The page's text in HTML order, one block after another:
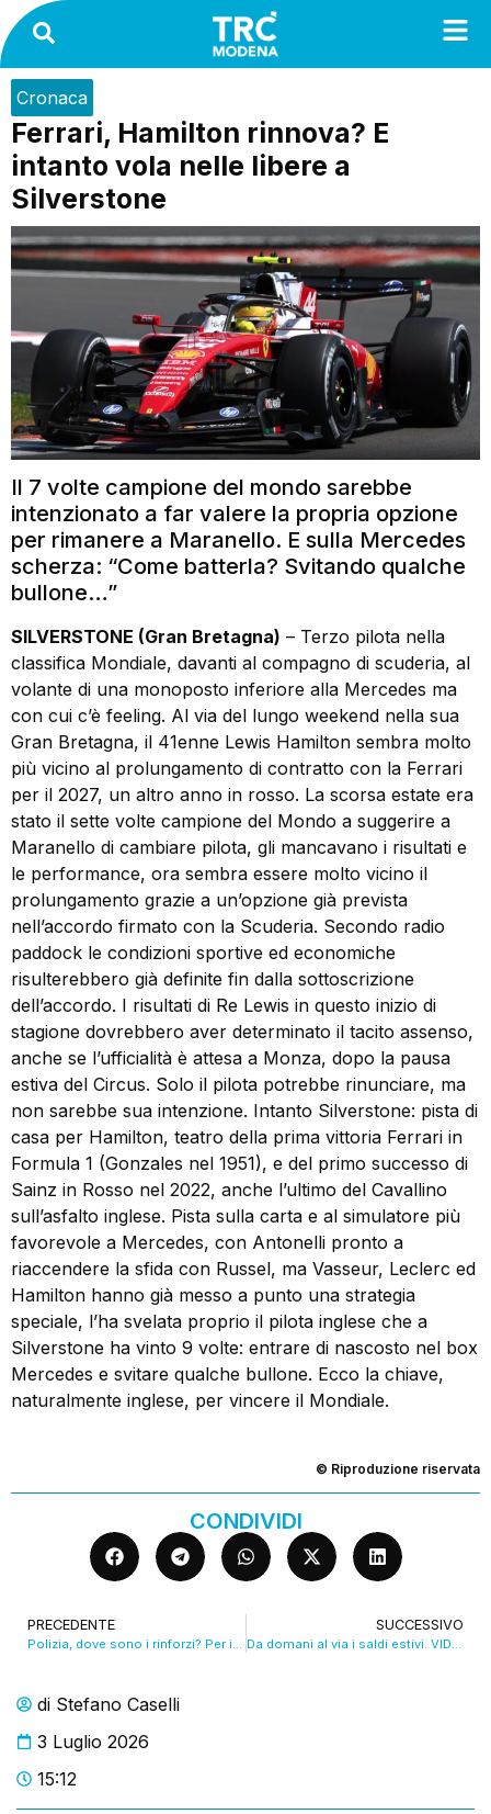
di Stefano Caselli
3 Luglio 2026
15:12
Cronaca
Ferrari, Hamilton rinnova? E
intanto vola nelle libere a
Silverstone
Il 7 volte campione del mondo sarebbe
intenzionato a far valere la propria opzione
per rimanere a Maranello. E sulla Mercedes
scherza: “Come batterla? Svitando qualche
bullone…”
SILVERSTONE (Gran Bretagna) – Terzo pilota nella
classifica Mondiale, davanti al compagno di scuderia, al
volante di una monoposto inferiore alla Mercedes ma
con cui c’è feeling. Al via del lungo weekend nella sua
Gran Bretagna, il 41enne Lewis Hamilton sembra molto
più vicino al prolungamento di contratto con la Ferrari
per il 2027, un altro anno in rosso. La scorsa estate era
stato il sette volte campione del Mondo a suggerire a
Maranello di cambiare pilota, gli mancavano i risultati e
le performance, ora sembra essere molto vicino il
prolungamento grazie a un’opzione già prevista
nell’accordo firmato con la Scuderia. Secondo radio
paddock le condizioni sportive ed economiche
risulterebbero già definite fin dalla sottoscrizione
dell’accordo. I risultati di Re Lewis in questo inizio di
stagione dovrebbero aver determinato il tacito assenso,
anche se l’ufficialità è attesa a Monza, dopo la pausa
estiva del Circus. Solo il pilota potrebbe rinunciare, ma
non sarebbe sua intenzione. Intanto Silverstone: pista di
casa per Hamilton, teatro della prima vittoria Ferrari in
Formula 1 (Gonzales nel 1951), e del primo successo di
Sainz in Rosso nel 2022, anche l’ultimo del Cavallino
sull’asfalto inglese. Pista sulla carta e al simulatore più
favorevole a Mercedes, con Antonelli pronto a
riaccendere la sfida con Russel, ma Vasseur, Leclerc ed
Hamilton hanno già messo a punto una strategia
speciale, l’ha svelata proprio il pilota inglese che a
Silverstone ha vinto 9 volte: entrare di nascosto nel box
Mercedes e svitare qualche bullone. Ecco la chiave,
naturalmente inglese, per vincere il Mondiale.
© Riproduzione riservata
CONDIVIDI
PRECEDENTE SUCCESSIVO